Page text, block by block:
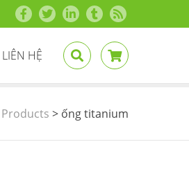
LIÊN HỆ
Products > ống titanium